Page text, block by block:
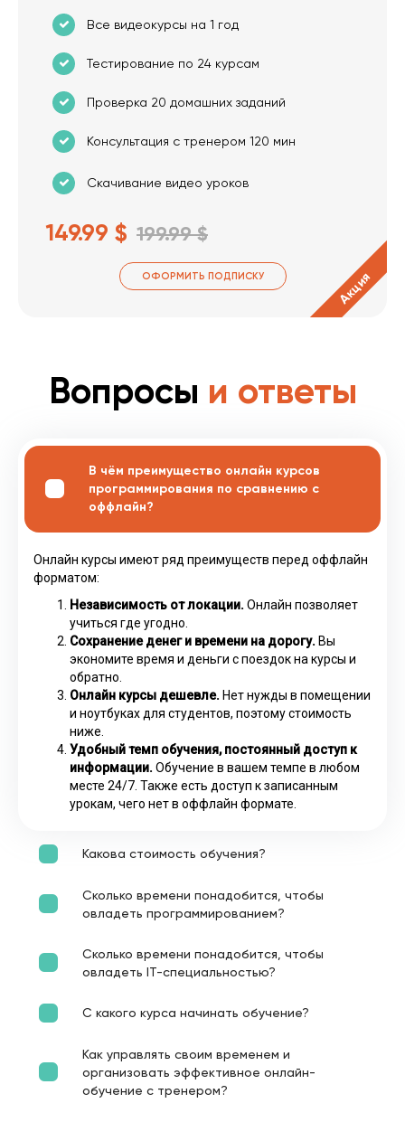
Все видеокурсы на 1 год
Тестирование по 24 курсам
Проверка 20 домашних заданий
Консультация с тренером 120 мин
Скачивание видео уроков
149.99 $ 199.99 $
ОФОРМИТЬ ПОДПИСКУ Акция
Вопросы и ответы
В чём преимущество онлайн курсов
программирования по сравнению с
оффлайн?
Онлайн курсы имеют ряд преимуществ перед оффлайн
форматом:
Независимость от локации. Онлайн позволяет
учиться где угодно.
Сохранение денег и времени на дорогу. Вы
экономите время и деньги с поездок на курсы и
обратно.
Онлайн курсы дешевле. Нет нужды в помещении
и ноутбуках для студентов, поэтому стоимость
ниже.
Удобный темп обучения, постоянный доступ к
информации. Обучение в вашем темпе в любом
месте 24/7. Также есть доступ к записанным
урокам, чего нет в оффлайн формате.
Какова стоимость обучения?
Сколько времени понадобится, чтобы
овладеть программированием?
Сколько времени понадобится, чтобы
овладеть IT-специальностью?
С какого курса начинать обучение?
Как управлять своим временем и
организовать эффективное онлайн-
обучение с тренером?